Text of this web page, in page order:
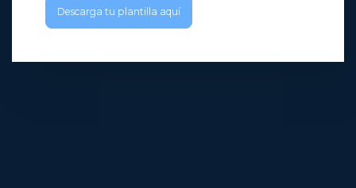
Descarga tu plantilla aquí